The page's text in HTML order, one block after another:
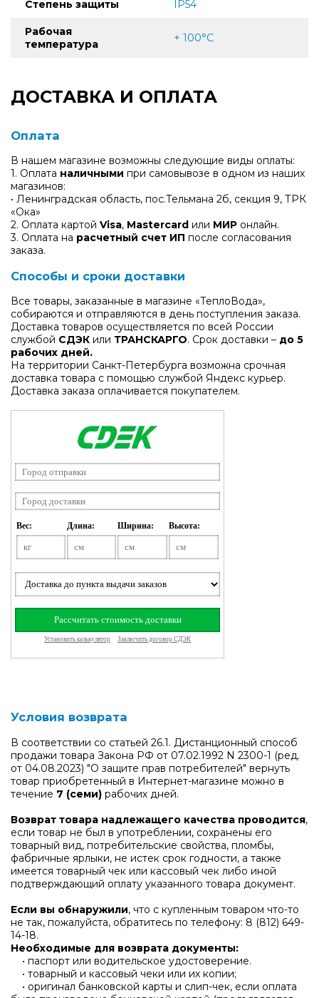
Степень защиты IP54
Рабочая
температура
+ 100°С
ДОСТАВКА И ОПЛАТА
Оплата
В нашем магазине возможны следующие виды оплаты:
1. Оплата наличными при самовывозе в одном из наших
магазинов:
• Ленинградская область, пос.Тельмана 2б, секция 9, ТРК
«Ока»
2. Оплата картой Visa, Mastercard или МИР онлайн.
3. Оплата на расчетный счет ИП после согласования
заказа.
Способы и сроки доставки
Все товары, заказанные в магазине «ТеплоВода»,
собираются и отправляются в день поступления заказа.
Доставка товаров осуществляется по всей России
службой СДЭК или ТРАНСКАРГО. Срок доставки – до 5
рабочих дней.
На территории Санкт-Петербурга возможна срочная
доставка товара с помощью службой Яндекс курьер.
Доставка заказа оплачивается покупателем.
Условия возврата
В соответствии со статьей 26.1. Дистанционный способ
продажи товара Закона РФ от 07.02.1992 N 2300-1 (ред.
от 04.08.2023) "О защите прав потребителей" вернуть
товар приобретенный в Интернет-магазине можно в
течение 7 (семи) рабочих дней.
Возврат товара надлежащего качества проводится,
если товар не был в употреблении, сохранены его
товарный вид, потребительские свойства, пломбы,
фабричные ярлыки, не истек срок годности, а также
имеется товарный чек или кассовый чек либо иной
подтверждающий оплату указанного товара документ.
Если вы обнаружили, что с купленным товаром что-то
не так, пожалуйста, обратитесь по телефону: 8 (812) 649-
14-18.
Необходимые для возврата документы:
• паспорт или водительское удостоверение.
• товарный и кассовый чеки или их копии;
• оригинал банковской карты и слип-чек, если оплата